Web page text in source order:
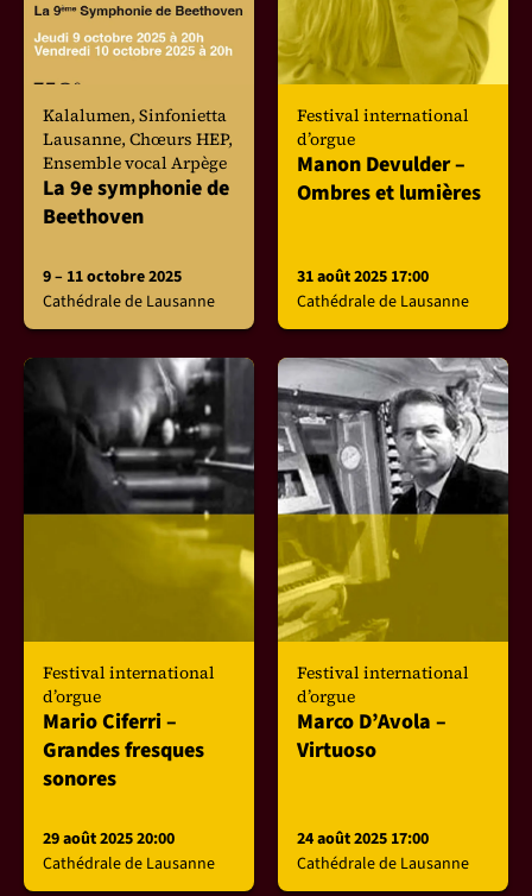
Kalalumen, Sinfonietta
Lausanne, Chœurs HEP,
Ensemble vocal Arpège
La 9e symphonie de
Beethoven
9 – 11 octobre 2025
Cathédrale de Lausanne
Festival international
d’orgue
Manon Devulder –
Ombres et lumières
31 août 2025 17:00
Cathédrale de Lausanne
Festival international
d’orgue
Mario Ciferri –
Grandes fresques
sonores
29 août 2025 20:00
Cathédrale de Lausanne
Festival international
d’orgue
Marco D’Avola –
Virtuoso
24 août 2025 17:00
Cathédrale de Lausanne